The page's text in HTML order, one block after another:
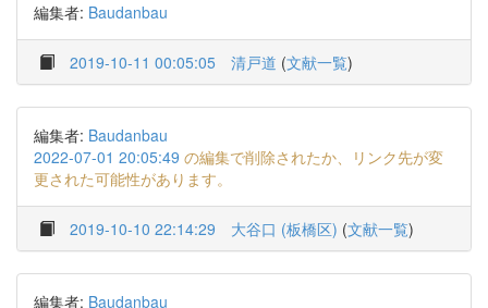
編集者: Baudanbau
2019-10-11 00:05:05 清戸道 (文献一覧)
編集者: Baudanbau
2022-07-01 20:05:49 の編集で削除されたか、リンク先が変
更された可能性があります。
2019-10-10 22:14:29 大谷口 (板橋区) (文献一覧)
編集者: Baudanbau